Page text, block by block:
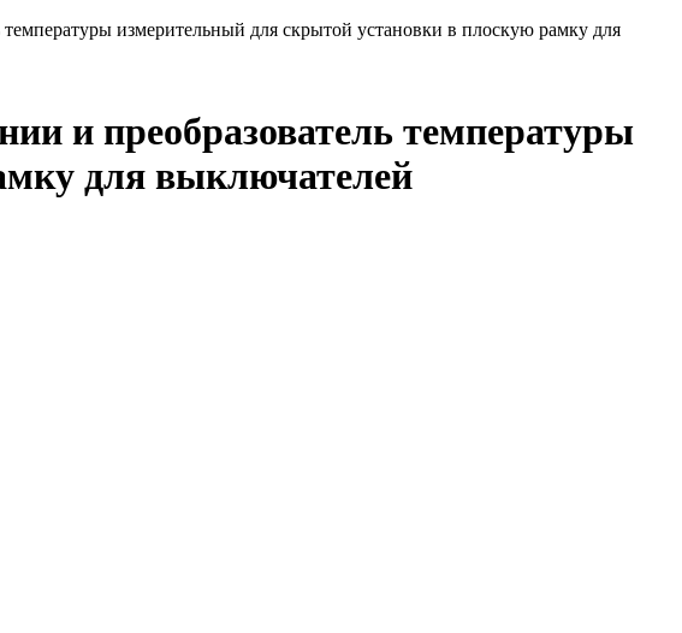
измерительный для скрытой установки в плоскую рамку для
и преобразователь температуры
для выключателей